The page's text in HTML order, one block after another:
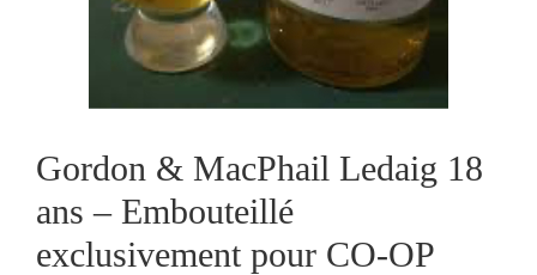
Gordon & MacPhail Ledaig 18
ans – Embouteillé
exclusivement pour CO-OP